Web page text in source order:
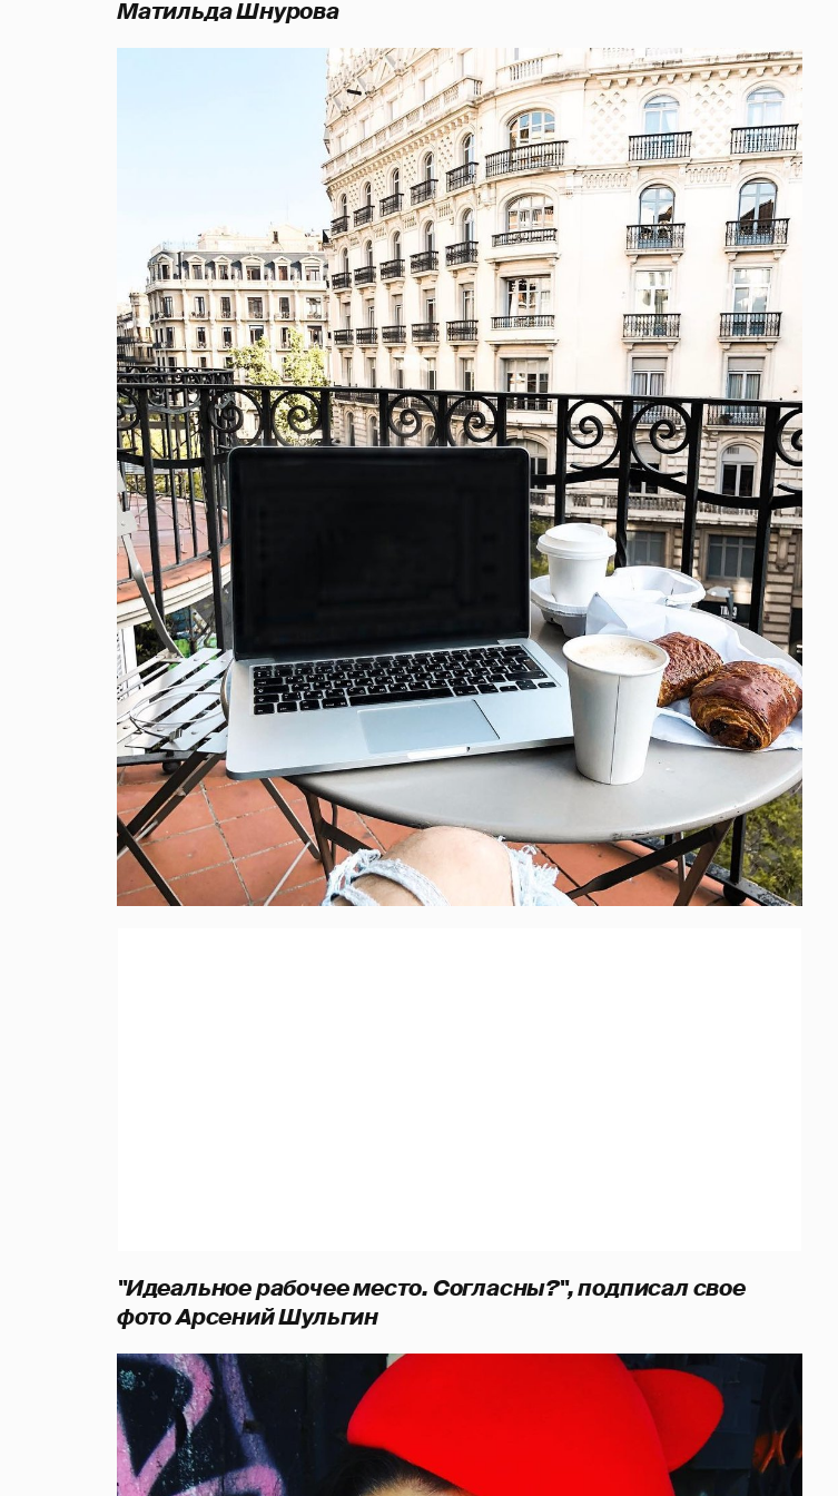
Матильда Шнурова
"Идеальное рабочее место. Согласны?", подписал свое
фото Арсений Шульгин